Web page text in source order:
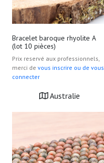
Bracelet baroque rhyolite A
(lot 10 pièces)
Prix reservé aux professionnels,
merci de vous inscrire ou de vous
connecter
Australie